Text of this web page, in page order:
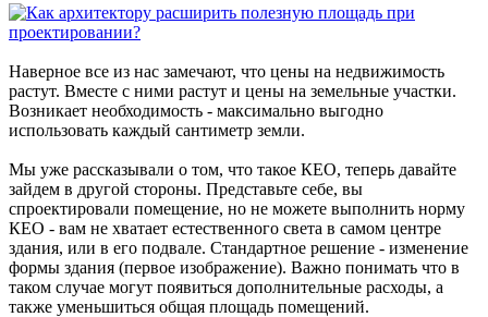
Наверное все из нас замечают, что цены на недвижимость
растут. Вместе с ними растут и цены на земельные участки.
Возникает необходимость - максимально выгодно
использовать каждый сантиметр земли.
Мы уже рассказывали о том, что такое КЕО, теперь давайте
зайдем в другой стороны. Представьте себе, вы
спроектировали помещение, но не можете выполнить норму
КЕО - вам не хватает естественного света в самом центре
здания, или в его подвале. Стандартное решение - изменение
формы здания (первое изображение). Важно понимать что в
таком случае могут появиться дополнительные расходы, а
также уменьшиться общая площадь помещений.